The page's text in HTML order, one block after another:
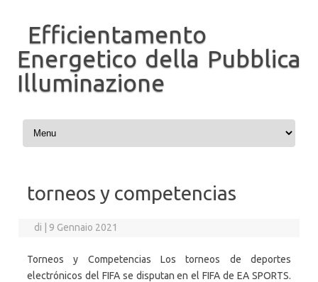
Efficientamento
Energetico della Pubblica
Illuminazione
Vai al contenuto
torneos y competencias
di 9 Gennaio 2021
Torneos y Competencias Los torneos de deportes
electrónicos del FIFA se disputan en el FIFA de EA SPORTS.